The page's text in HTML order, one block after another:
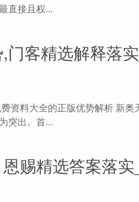
直接且权...
客精选解释落
资料大全的正版优势解析 新奥
突出。首...
赐精选答案落